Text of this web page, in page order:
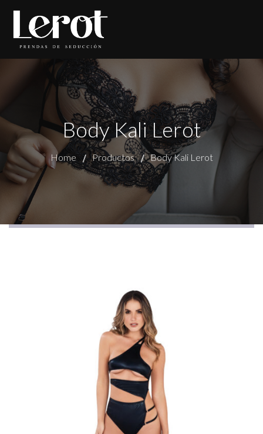
Body Kali Lerot
Home Productos Body Kali Lerot